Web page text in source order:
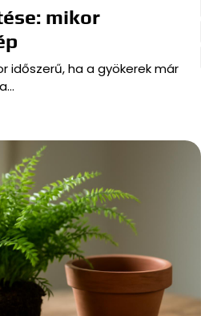
mikor
időszerű, ha a gyökerek már